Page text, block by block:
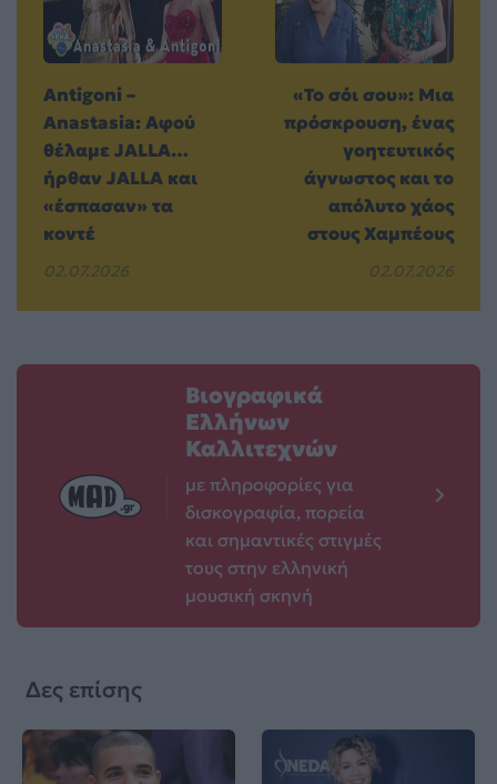
Antigoni –
Anastasia: Αφού
θέλαμε JALLA…
ήρθαν JALLA και
«έσπασαν» τα
κοντέ
02.07.2026
«Το σόι σου»: Μια
πρόσκρουση, ένας
γοητευτικός
άγνωστος και το
απόλυτο χάος
στους Χαμπέους
02.07.2026
Βιογραφικά
Ελλήνων
Καλλιτεχνών
με πληροφορίες για
δισκογραφία, πορεία
και σημαντικές στιγμές
τους στην ελληνική
μουσική σκηνή
Δες επίσης